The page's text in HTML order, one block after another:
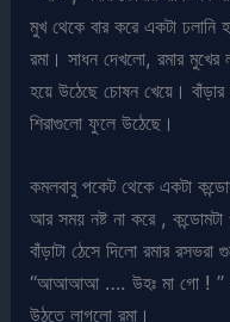
মুখ থেকে বার করে একটা ঢলানি
রমা। সাধন দেখলো, রমার মুখের
হয়ে উঠেছে চোষন খেয়ে। বাঁড়ার
শিরাগুলো ফুলে উঠেছে।
কমলবাবু পকেট থেকে একটা
আর সময় নষ্ট না করে ,
বাঁড়াটা ঠেসে দিলো রমার রসভরা
“আআআআ …. উহঃ মা গো ! ” –
উঠতে লাগলো রমা।